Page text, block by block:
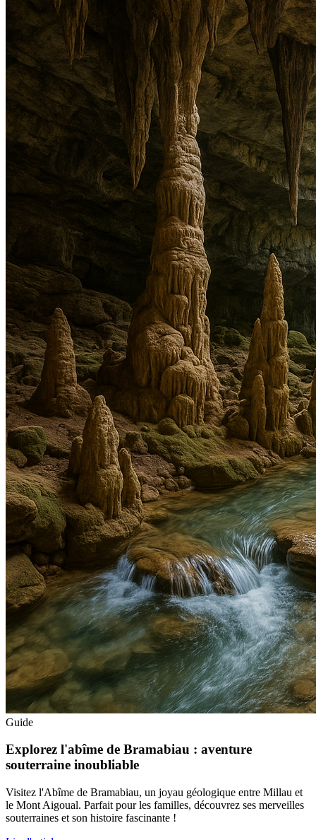
Guide
Explorez l'abîme de Bramabiau : aventure
souterraine inoubliable
Visitez l'Abîme de Bramabiau, un joyau géologique entre Millau et
le Mont Aigoual. Parfait pour les familles, découvrez ses merveilles
souterraines et son histoire fascinante !